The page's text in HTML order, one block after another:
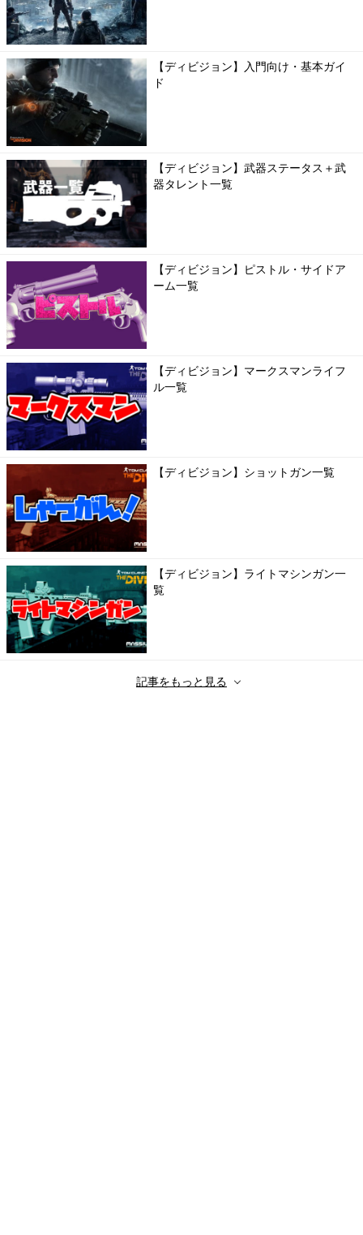
【ディビジョン】入門向け・基本ガイ
ド
【ディビジョン】武器ステータス＋武
器タレント一覧
【ディビジョン】ピストル・サイドア
ーム一覧
【ディビジョン】マークスマンライフ
ル一覧
【ディビジョン】ショットガン一覧
【ディビジョン】ライトマシンガン一
覧
記事をもっと見る